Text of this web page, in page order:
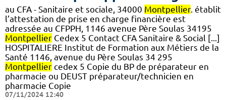
au CFA - Sanitaire et sociale, 34000 Montpellier. établit
l’attestation de prise en charge financière est
adressée au CFPPH, 1146 avenue Père Soulas 34195
Montpellier Cedex 5 Contact CFA Sanitaire & Social [...]
HOSPITALIERE Institut de Formation aux Métiers de la
Santé 1146, avenue du Père Soulas 34 295
Montpellier cedex 5 Copie du BP de préparateur en
pharmacie ou DEUST préparateur/technicien en
pharmacie Copie
07/11/2024 12:40